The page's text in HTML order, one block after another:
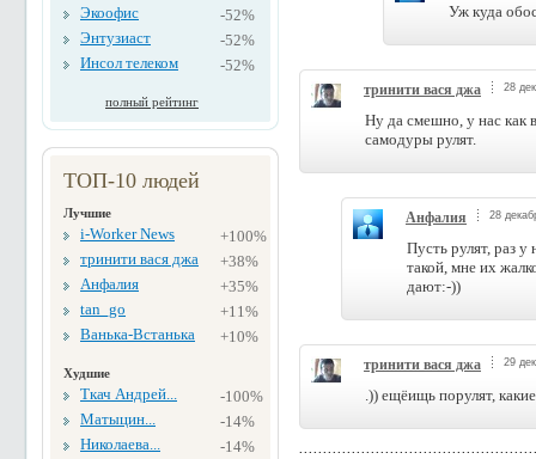
Экоофис
-52%
Энтузиаст
-52%
Инсол телеком
-52%
полный рейтинг
ТОП-10 людей
Лучшие
i-Worker News
+100%
тринити вася джа
+38%
Анфалия
+35%
tan_go
+11%
Ванька-Встанька
+10%
Худшие
Ткач Андрей...
-100%
Матыцин...
-14%
Николаева...
-14%
Уж куда
тринити вася джа 28
Ну да смешно, у нас как
самодуры рулят.
Анфалия 28
Пусть рулят, раз у
такой, мне их
дают:-))
тринити вася джа 29
.)) ещёищь порулят,